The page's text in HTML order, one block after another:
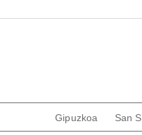
Gipuzkoa San